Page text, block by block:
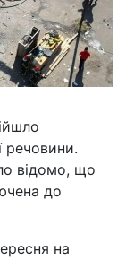
речовини.
відомо, що
до
на